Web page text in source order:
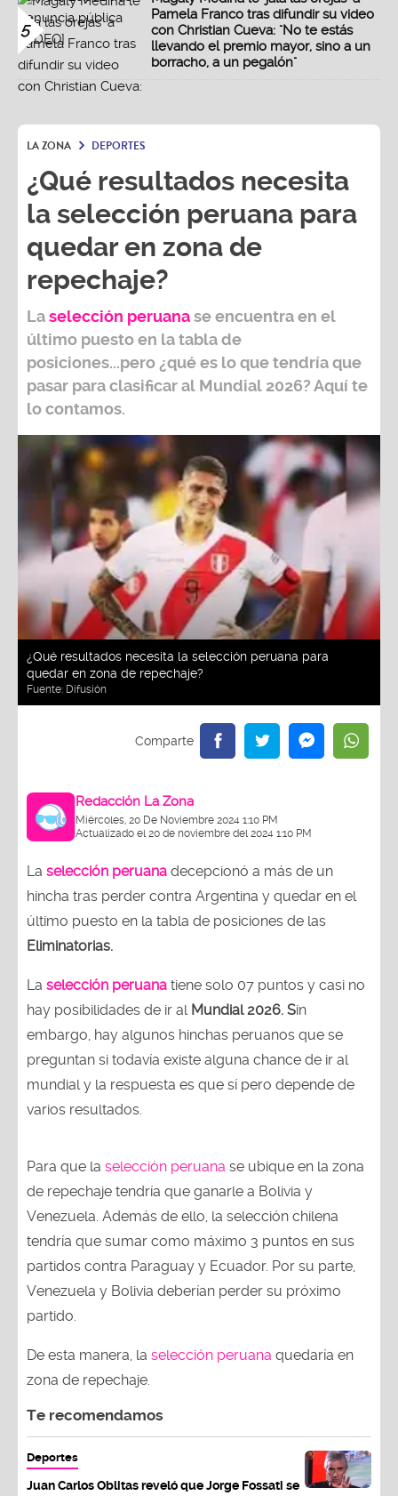
5
Pamela Franco tras difundir su video
con Christian Cueva: "No te estás
llevando el premio mayor, sino a un
borracho, a un pegalón"
LA ZONA DEPORTES
¿Qué resultados necesita
la selección peruana para
quedar en zona de
repechaje?
Laselección peruanase encuentra en el
último puesto en la tabla de
posiciones...pero ¿qué es lo que tendría que
pasar para clasificar al Mundial 2026?Aquí te
lo contamos.
¿Qué resultados necesita la selección peruana para
quedar en zona de repechaje?
Fuente: Difusión
Redacción La Zona
Miércoles, 20 De Noviembre 2024 1:10 PM
Actualizado el 20 de noviembre del 2024 1:10 PM
La selección peruana decepcionó a más de un
hincha tras perder contra Argentina y quedar en el
último puesto en la tabla de posiciones de las
Eliminatorias.
La selección peruana tiene solo 07 puntos y casi no
hay posibilidades de ir al Mundial 2026. Sin
embargo, hay algunos hinchas peruanos que se
preguntan si todavía existe alguna chance de ir al
mundial y la respuesta es que sí pero depende de
varios resultados.
Para que la selección peruana se ubique en la zona
de repechaje tendría que ganarle a Bolivia y
Venezuela. Además de ello, la selección chilena
tendría que sumar como máximo 3 puntos en sus
partidos contra Paraguay y Ecuador. Por su parte,
Venezuela y Bolivia deberían perder su próximo
partido.
De esta manera, la selección peruana quedaría en
zona de repechaje.
Te recomendamos
Deportes
Juan Carlos Oblitas reveló que Jorge Fossati se